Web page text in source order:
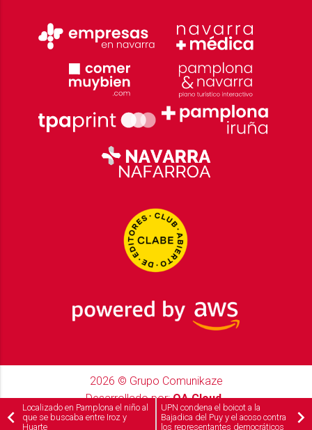
2026 © Grupo Comunikaze
Desarrollado por:OA Cloud
Localizado en Pamplona el niño al
que se buscaba entre Iroz y
Huarte
UPN condena el boicot a la
Bajadica del Puy y el acoso contra
los representantes democráticos